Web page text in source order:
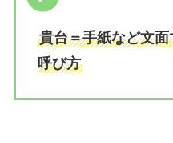
貴台＝手紙など文
呼び方